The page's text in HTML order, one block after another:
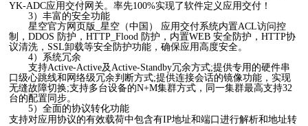
YK-ADC应用交付网关。率先100%实现了软件定义应用交付！
3）丰富的安全功能
星空官方网页版_星空（中国） 应用交付系统内置ACL访问控
制，DDOS 防护，HTTP_Flood 防护，内置WEB 安全防护，HTTP协
议清洗，SSL卸载等安全防护功能，确保应用高度安全。
4） 系统冗余
支持Active-Active及Active-Standby冗余方式;提供专用的硬件串
口级心跳线和网络级冗余判断方式;提供连接会话的镜像功能，实现
无缝故障切换;支持多台设备的N+M集群方式，同一集群最高支持32
台的配置同步。
5）全面的协议转化功能
支持对应用协议的有效载荷中包含有IP地址和端口进行解析和地址转